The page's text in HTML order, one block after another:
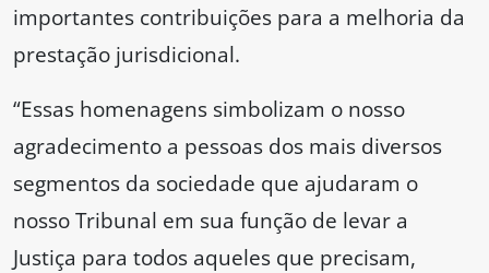
importantes contribuições para a melhoria da
prestação jurisdicional.
“Essas homenagens simbolizam o nosso
agradecimento a pessoas dos mais diversos
segmentos da sociedade que ajudaram o
nosso Tribunal em sua função de levar a
Justiça para todos aqueles que precisam,